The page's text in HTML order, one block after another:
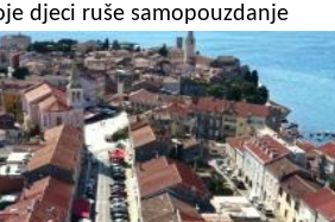
djeci ruše samopouzdanje